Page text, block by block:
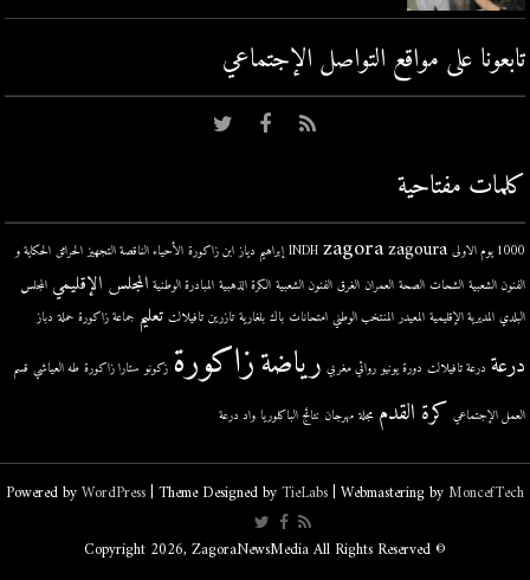
تابعونا على مواقع التواصل اﻹجتماعي
كلمات مفتاحية
1000 يوم الاولى INDH zagora zagoura إبراهيم دياز ابن زاكورة الأحياء الناقصة التجهيز الحرائق الحكاية و
الفنون الشعبية الشحات الصحة العمران الغرق الفنون الشعبية الكرة الذهبية المبادرة الوطنية المجلس الإقليمي المجلس
البلدي المديرية الإقليمية المعيدر المنتخب الوطني امتحانات باك بلغارية تازرين تافيلالت تعليم جماعة زاكورة حملة دباز
درعة درعة تافيلالت دورة يونيو روائي مغربي رياضةزاكورة زكونو ستارا زاكورة طه العياشي قسم
العمل الإجتماعي كرة القدم مجلة مهرجان نتائج الباكلوريا واد درعة
Powered byWordPress| Theme Designed byTieLabs| Webmastering byMoncefTech
© Copyright 2026, ZagoraNewsMedia All Rights Reserved